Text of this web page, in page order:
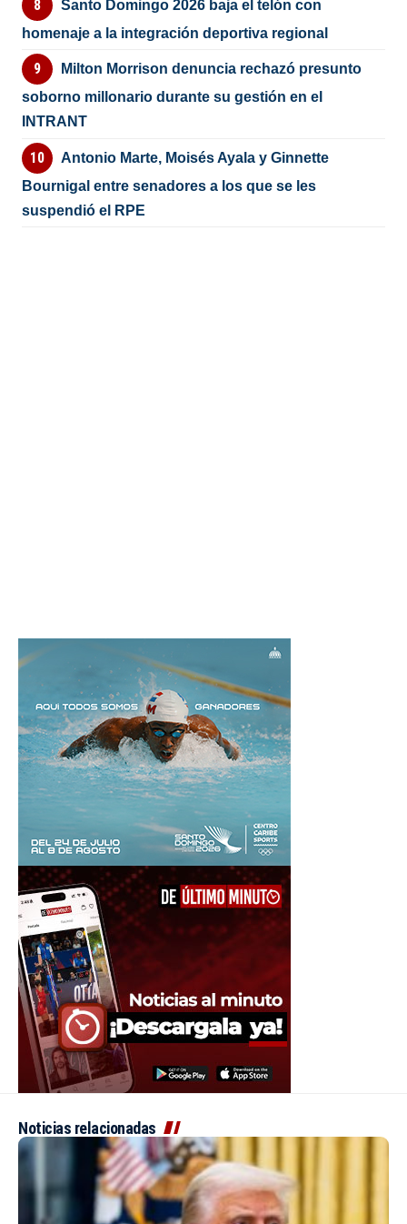
Santo Domingo 2026 baja el telón con
homenaje a la integración deportiva regional
Milton Morrison denuncia rechazó presunto
soborno millonario durante su gestión en el
INTRANT
Antonio Marte, Moisés Ayala y Ginnette
Bournigal entre senadores a los que se les
suspendió el RPE
Noticias relacionadas